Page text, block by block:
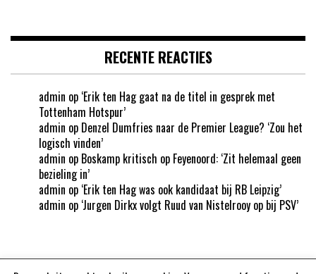
RECENTE REACTIES
admin op ‘Erik ten Hag gaat na de titel in gesprek met
Tottenham Hotspur’
admin op Denzel Dumfries naar de Premier League? ‘Zou het
logisch vinden’
admin op Boskamp kritisch op Feyenoord: ‘Zit helemaal geen
bezieling in’
admin op ‘Erik ten Hag was ook kandidaat bij RB Leipzig’
admin op ‘Jurgen Dirkx volgt Ruud van Nistelrooy op bij PSV’